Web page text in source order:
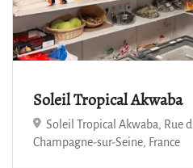
Soleil Tropical Akwaba
Soleil Tropical Akwaba, Rue
Champagne-sur-Seine, France